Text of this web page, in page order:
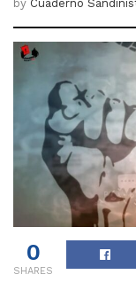
by Cuaderno
0
SHARES